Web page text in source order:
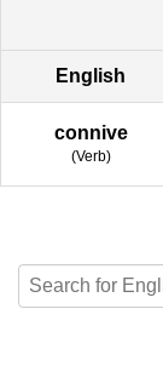
English
connive
(Verb)